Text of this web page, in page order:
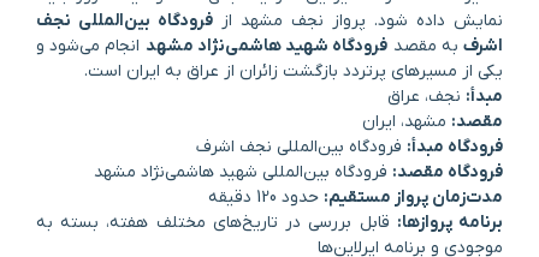
نمایش داده شود. پرواز نجف مشهد از فرودگاه بین‌المللی نجف
اشرفبه مقصد فرودگاه شهید هاشمی‌نژاد مشهد انجام می‌شود و
یکی از مسیرهای پرتردد بازگشت زائران از عراق به ایران است.
مبدأ: نجف، عراق
مقصد: مشهد، ایران
فرودگاه مبدأ: فرودگاه بین‌المللی نجف اشرف
فرودگاه مقصد: فرودگاه بین‌المللی شهید هاشمی‌نژاد مشهد
مدت‌زمان پرواز مستقیم: حدود 120 دقیقه
برنامه پروازها: قابل بررسی در تاریخ‌های مختلف هفته، بسته به
موجودی و برنامه ایرلاین‌ها